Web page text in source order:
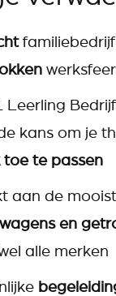
werksfeer
Leerling
kans om je
toe te passen
aan de
en
alle merken